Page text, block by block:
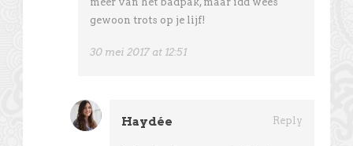
gewoon trots op je lijf!
30 mei 2017 at 12:51
Haydée Reply